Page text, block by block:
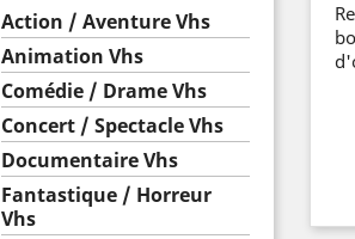
Action / Aventure Vhs
Animation Vhs
Comédie / Drame Vhs
Concert / Spectacle Vhs
Documentaire Vhs
Fantastique / Horreur
Vhs